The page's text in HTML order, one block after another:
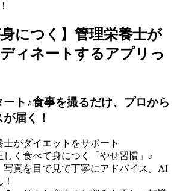
身につく】管理栄養士が
ィネートするアプリっ
ート♪食事を撮るだけ、プロから
届く！
がダイエットをサポート
しく食べて身につく「やせ習慣」♪
写真を目で見て丁寧にアドバイス。AI